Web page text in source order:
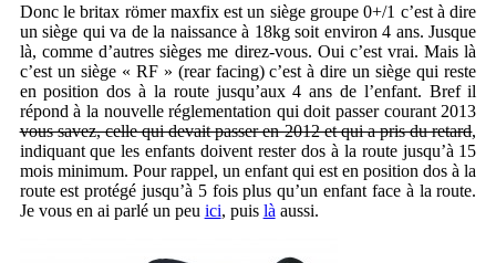
Donc le britax römer maxfix est un siège groupe 0+/1 c’est à dire
un siège qui va de la naissance à 18kg soit environ 4 ans. Jusque
là, comme d’autres sièges me direz-vous. Oui c’est vrai. Mais là
c’est un siège « RF » (rear facing) c’est à dire un siège qui reste
en position dos à la route jusqu’aux 4 ans de l’enfant. Bref il
répond à la nouvelleréglementation qui doit passer courant 2013
vous savez, celle qui devait passer en 2012 et qui a pris du retard,
indiquant que les enfants doivent rester dos à la route jusqu’à 15
mois minimum. Pour rappel, un enfant qui est en position dos à la
route est protégé jusqu’à 5 fois plus qu’un enfant face à la route.
Je vous en ai parlé un peu ici, puis là aussi.